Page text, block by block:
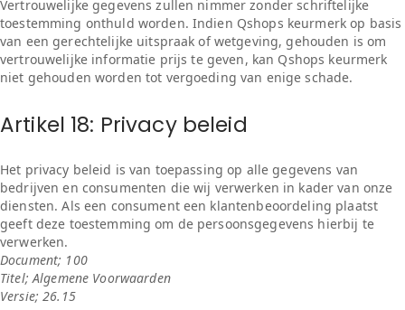
Vertrouwelijke gegevens zullen nimmer zonder schriftelijke
toestemming onthuld worden. Indien Qshops keurmerk op basis
van een gerechtelijke uitspraak of wetgeving, gehouden is om
vertrouwelijke informatie prijs te geven, kan Qshops keurmerk
niet gehouden worden tot vergoeding van enige schade.
Artikel 18: Privacy beleid
Het privacy beleid is van toepassing op alle gegevens van
bedrijven en consumenten die wij verwerken in kader van onze
diensten. Als een consument een klantenbeoordeling plaatst
geeft deze toestemming om de persoonsgegevens hierbij te
verwerken.
Document; 100
Titel; Algemene Voorwaarden
Versie; 26.15